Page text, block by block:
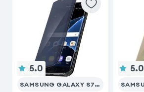
5.0
SAMSUNG GALAXY S7 EDGE
5.0